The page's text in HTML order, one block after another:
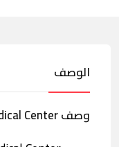
الوصف
وصف Shifa Al Dammam Medical Center